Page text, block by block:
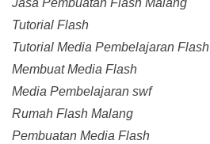
Jasa Pembuatan Flash Malang
Tutorial Flash
Tutorial Media Pembelajaran Flash
Membuat Media Flash
Media Pembelajaran swf
Rumah Flash Malang
Pembuatan Media Flash